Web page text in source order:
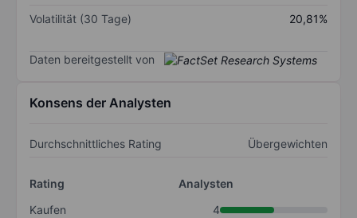
Volatilität (30 Tage)
20,81%
Daten bereitgestellt von
Konsens der Analysten
Durchschnittliches Rating Übergewichten
Rating
Analysten
Kaufen
4